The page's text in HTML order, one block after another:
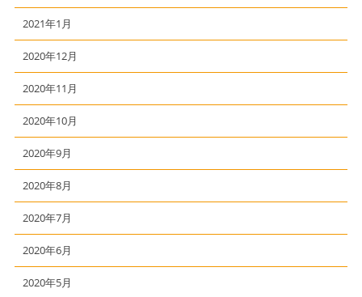
2021年1月
2020年12月
2020年11月
2020年10月
2020年9月
2020年8月
2020年7月
2020年6月
2020年5月